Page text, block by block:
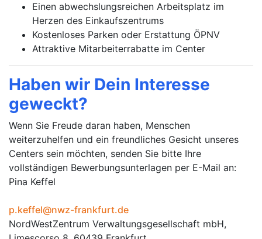
Einen abwechslungsreichen Arbeitsplatz im
Herzen des Einkaufszentrums
Kostenloses Parken oder Erstattung ÖPNV
Attraktive Mitarbeiterrabatte im Center
Haben wir Dein Interesse
geweckt?
Wenn Sie Freude daran haben, Menschen
weiterzuhelfen und ein freundliches Gesicht unseres
Centers sein möchten, senden Sie bitte Ihre
vollständigen Bewerbungsunterlagen per E-Mail an:
Pina Keffel
p.keffel@nwz-frankfurt.de
NordWestZentrum Verwaltungsgesellschaft mbH,